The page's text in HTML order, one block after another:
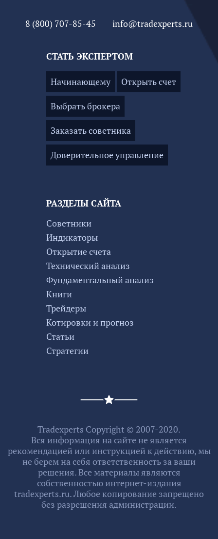
РАЗДЕЛЫ САЙТА
Советники
Индикаторы
Открытие счета
Технический анализ
Фундаментальный анализ
Книги
Трейдеры
Котировки и прогноз
Статьи
Стратегии
8 (800) 707-85-45 info@tradexperts.ru
СТАТЬ ЭКСПЕРТОМ
Начинающему Открыть счет
Выбрать брокера
Заказать советника
Доверительное управление
Tradexperts Copyright © 2007-2020.
Вся информация на сайте не является
рекомендацией или инструкцией к действию, мы
не берем на себя ответственность за ваши
решения. Все материалы являются
собственностью интернет-издания
tradexperts.ru. Любое копирование запрещено
без разрешения администрации.